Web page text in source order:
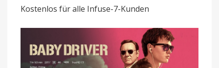
Update
auf
Kostenlos für alle Infuse-7-Kunden